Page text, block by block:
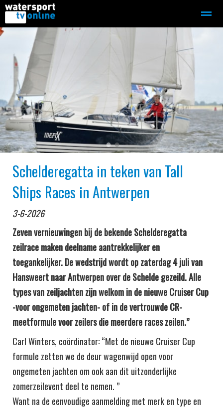
Adverteren Redactie
Home Zoeken
●●
Schelderegatta in teken van Tall
Ships Races in Antwerpen
3-6-2026
Zeven vernieuwingen bij de bekende Schelderegatta
zeilrace maken deelname aantrekkelijker en
toegankelijker. De wedstrijd wordt op zaterdag 4 juli van
Hansweert naar Antwerpen over de Schelde gezeild. Alle
types van zeiljachten zijn welkom in de nieuwe Cruiser Cup
-voor ongemeten jachten- of in de vertrouwde CR-
meetformule voor zeilers die meerdere races zeilen.”
Carl Winters, coördinator: “Met de nieuwe Cruiser Cup
formule zetten we de deur wagenwijd open voor
ongemeten jachten om ook aan dit uitzonderlijke
zomerzeilevent deel te nemen. ”
Want na de eenvoudige aanmelding met merk en type en